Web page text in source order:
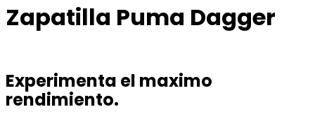
Zapatilla Puma Dagger
Experimenta el maximo
rendimiento.